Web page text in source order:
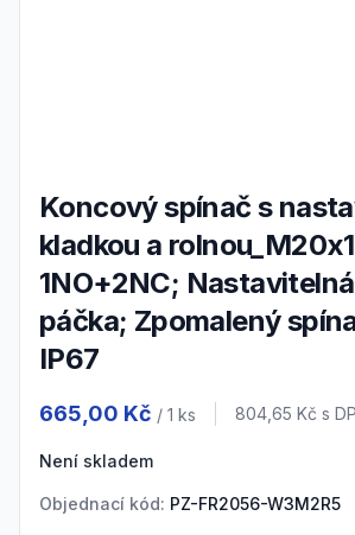
Koncový spínač s nastavitelnou
kladkou a
1NO+2NC;
páčka; Zpomalený
IP67
665,00 Kč / 1 ks Cena s DPH
804,65 Kč s
Není skladem
Objednací kód: PZ-FR2056-W3M2R5